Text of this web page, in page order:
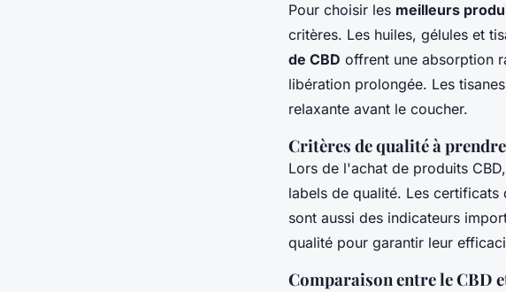
Pour choisir les meilleurs
critères. Les huiles, gélules et
de CBD offrent une absorption
libération prolongée. Les
relaxante avant le coucher.
Critères de qualité à
Lors de l'achat de produits
labels de qualité. Les
sont aussi des indicateurs
qualité pour garantir leur
Comparaison entre le CBD